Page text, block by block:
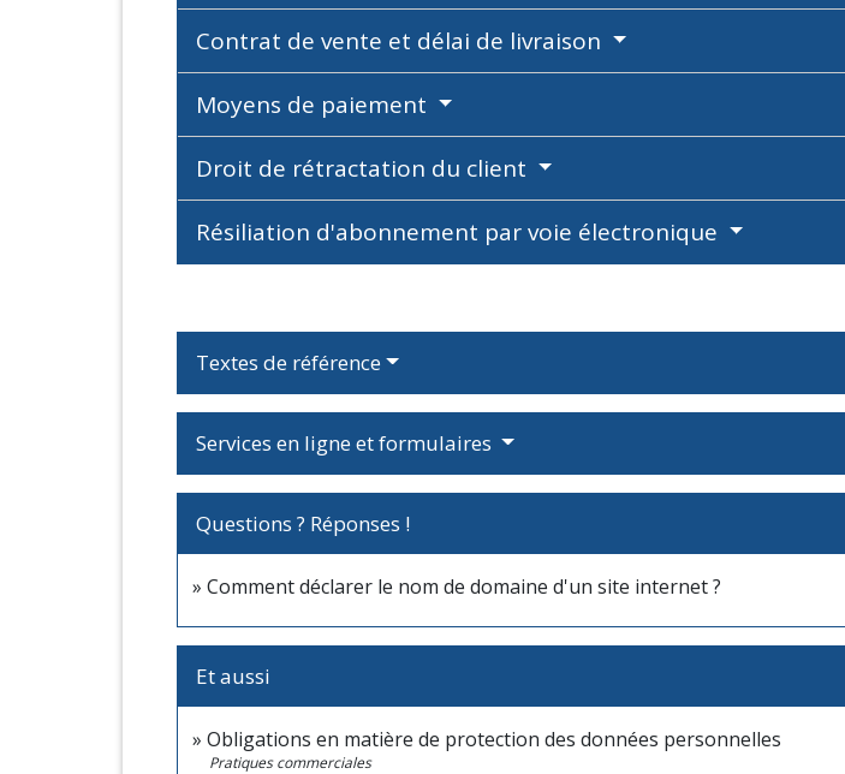
Contrat de vente et délai de livraison
Moyens de paiement
Droit de rétractation du client
Résiliation d'abonnement par voie électronique
Textes de référence
Services en ligne et formulaires
Questions ? Réponses !
Comment déclarer le nom de domaine d'un site internet ?
Et aussi
Obligations en matière de protection des données personnelles
Pratiques commerciales